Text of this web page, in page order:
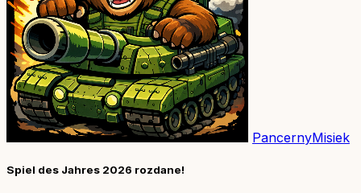
PancernyMisiek
Spiel des Jahres 2026 rozdane!